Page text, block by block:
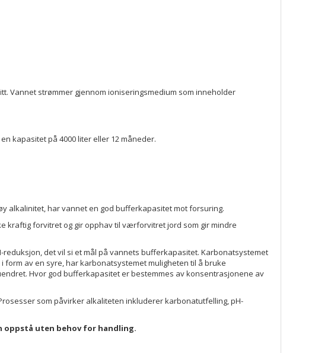
Vannet strømmer gjennom ioniseringsmedium som inneholder
kapasitet på 4000 liter eller 12 måneder.
alkalinitet, har vannet en god bufferkapasitet mot forsuring.
kraftig forvitret og gir opphav til værforvitret jord som gir mindre
det vil si et mål på vannets bufferkapasitet. Karbonatsystemet
av en syre, har karbonatsystemet muligheten til å bruke
Hvor god bufferkapasitet er bestemmes av konsentrasjonene av
som påvirker alkaliteten inkluderer karbonatutfelling, pH-
oppstå uten behov for handling.